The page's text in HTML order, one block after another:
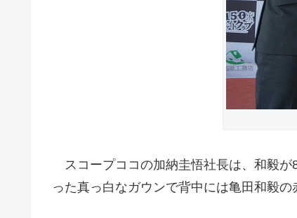
スコープココの加納圭悟社長は、和毅が
った真っ白なガウンで背中には亀田和毅の